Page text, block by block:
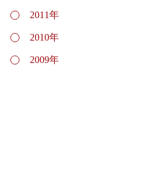
2011年
2010年
2009年